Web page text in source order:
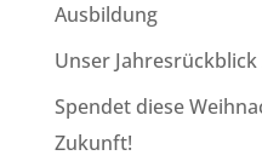
Ausbildung
Unser
Spendet diese
Zukunft!